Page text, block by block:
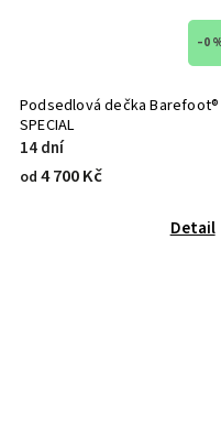
–0
Podsedlová dečka Barefoot®
SPECIAL
14 dní
od 4 700 Kč
Detail